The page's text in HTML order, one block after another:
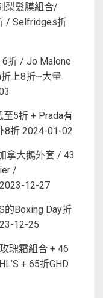
梨髮膜組合/
/ Selfridges折
6折 / Jo Malone
上8折~大量
5折 + Prada有
8折 2024-01-02
拿大鵝外套 / 43
/
2023-12-27
的Boxing Day折
12-25
瑰霜組合 + 46
+ 65折GHD